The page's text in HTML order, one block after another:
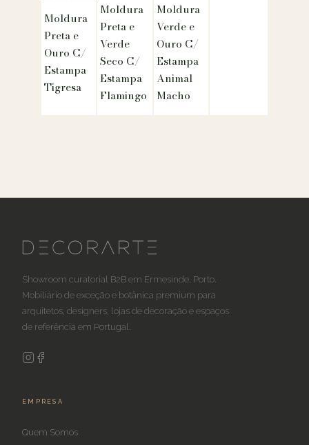
Moldura
Preta e
Ouro C/
Estampa
Tigresa
Moldura
Preta e
Verde
Seco C/
Estampa
Flamingo
Moldura
Verde e
Ouro C/
Estampa
Animal
Macho
Showroom curatorial B2B em Ermesinde, Porto.
Mobiliário de exceção e botânica premium para
arquitetos, designers, lojas de decoração e espaços
de referência em Portugal.
EMPRESA
Quem Somos